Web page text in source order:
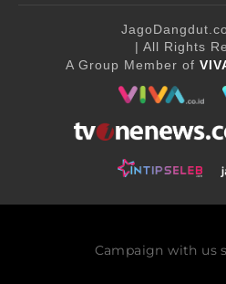
| All Rights
A Group Member of